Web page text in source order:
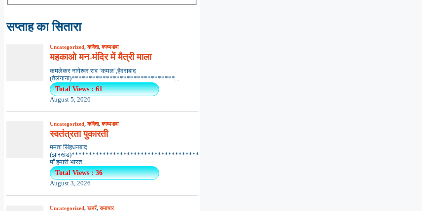
सप्ताह का सितारा
Uncategorized,कविता,काव्यभाषा
महकाओ मन-मंदिर में मैत्री माला
कमलेकर नागेश्वर राव ‘कमल’,हैदराबाद
(तेलंगाना)******************************...
Total Views : 61
August 5, 2026
Uncategorized,कविता,काव्यभाषा
स्वतंत्रता पुकारती
ममता सिंहधनबाद
(झारखंड)*************************************
माँ हमारी भारत...
Total Views : 36
August 3, 2026
Uncategorized,खबरें,समाचार